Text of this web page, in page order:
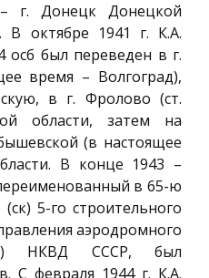
г. Донецк Донецкой
В октябре 1941 г. К.А.
осб был переведен в г.
время – Волгоград),
в г. Фролово (ст.
области, затем на
(в настоящее
В конце 1943 –
в 65-ю
5-го строительного
аэродромного
НКВД СССР, был
С февраля 1944 г. К.А.